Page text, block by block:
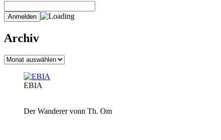
Archiv
Archiv
EBIA
Der Wanderer vonn Th. Om